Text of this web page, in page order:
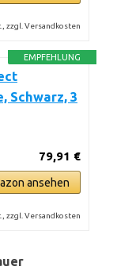
zzgl. Versandkosten
EMPFEHLUNG
Schwarz, 3
79,91 €
ansehen
zzgl. Versandkosten